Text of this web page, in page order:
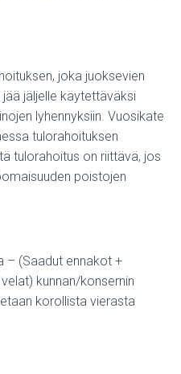
joka juoksevien
jäljelle käytettäväksi
lyhennyksiin. Vuosikate
tulorahoituksen
tulorahoitus on riittävä, jos
poistojen
– (Saadut ennakot +
kunnan/konsernin
korollista vierasta